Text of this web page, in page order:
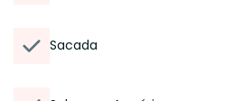
Sacada